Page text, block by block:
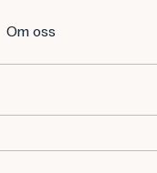
Om oss